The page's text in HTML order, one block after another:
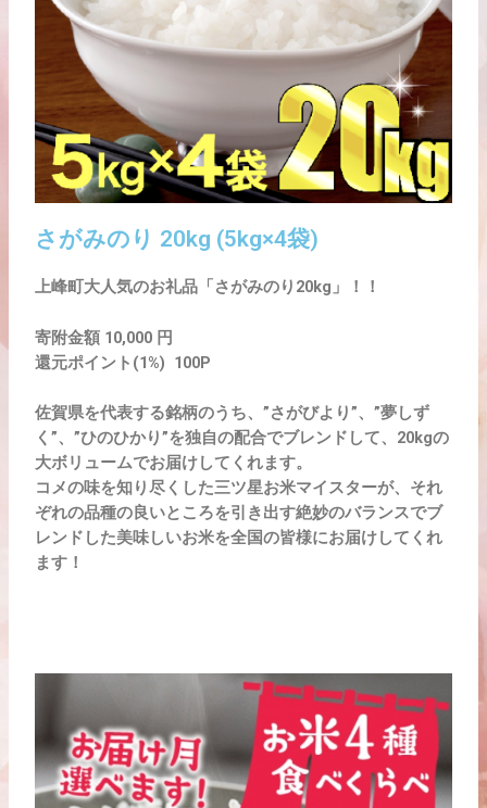
さがみのり 20kg (5kg×4袋)
上峰町大人気のお礼品「さがみのり20kg」！！
寄附金額 10,000 円
還元ポイント(1%) 100P
佐賀県を代表する銘柄のうち、”さがびより”、”夢しず
く”、”ひのひかり”を独自の配合でブレンドして、20kgの
大ボリュームでお届けしてくれます。
コメの味を知り尽くした三ツ星お米マイスターが、それ
ぞれの品種の良いところを引き出す絶妙のバランスでブ
レンドした美味しいお米を全国の皆様にお届けしてくれ
ます！